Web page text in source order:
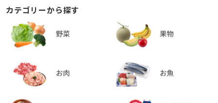
カテゴリーから探す